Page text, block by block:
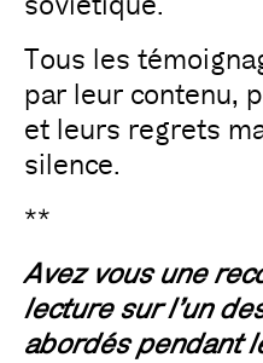
Tous les
par leur contenu,
et leurs regrets
silence.
**
Avez vous une
lecture sur l’un
abordés pendant